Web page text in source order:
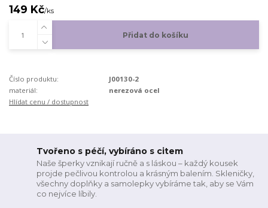
149 Kč/ks
Přidat do košíku
Číslo produktu:
J00130-2
materiál:
nerezová ocel
Hlídat cenu / dostupnost
Tvořeno s péčí, vybíráno s citem
Naše šperky vznikají ručně a s láskou – každý kousek
projde pečlivou kontrolou a krásným balením. Skleničky,
všechny doplňky a samolepky vybíráme tak, aby se Vám
co nejvíce líbily.